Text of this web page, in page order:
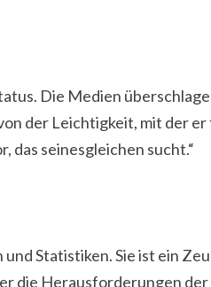
Die Medien
der Leichtigkeit, mit der
das seinesgleichen sucht.“
Statistiken. Sie ist ein
Herausforderungen der